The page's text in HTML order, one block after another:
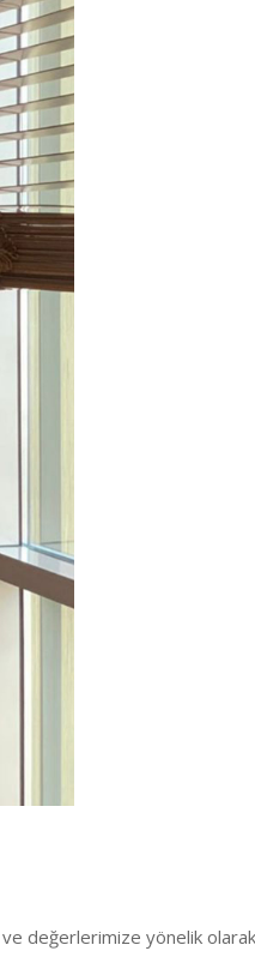
ve değerlerimize yönelik